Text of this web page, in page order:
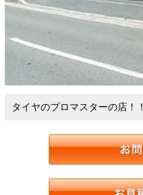
タイヤのプロマスターの店！！